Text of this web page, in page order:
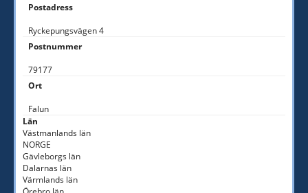
Postadress
Ryckepungsvägen 4
Postnummer
79177
Ort
Falun
Län
Västmanlands län
NORGE
Gävleborgs län
Dalarnas län
Värmlands län